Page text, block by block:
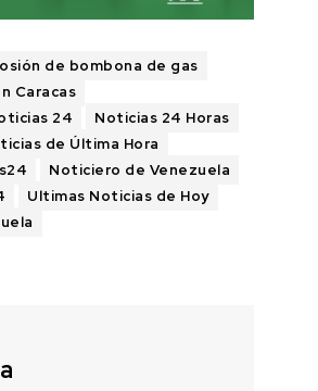
de bombona de gas
Caracas
24
Noticias 24 Horas
de Última Hora
Noticiero de Venezuela
Ultimas Noticias de Hoy